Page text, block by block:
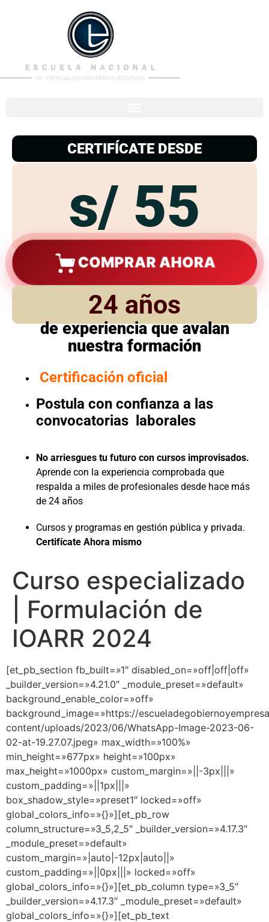
CERTIFÍCATE DESDE
s/ 55
COMPRAR AHORA
24 años
de experiencia que avalan
nuestra formación
Certificación oficial
Postula con confianza a las
convocatorias laborales
No arriesgues tu futuro con cursos improvisados.
Aprende con la experiencia comprobada que
respalda a miles de profesionales desde hace más
de 24 años
Cursos y programas en gestión pública y privada.
Certifícate Ahora mismo
Curso especializado
| Formulación de
IOARR 2024
[et_pb_section fb_built=»1″ disabled_on=»off|off|off»
_builder_version=»4.21.0″ _module_preset=»default»
background_enable_color=»off»
background_image=»https://
content/uploads/2023/06/WhatsApp-Image-2023-06-
02-at-19.27.07.jpeg» max_width=»100%»
min_height=»677px» height=»100px»
max_height=»1000px» custom_margin=»||-3px|||»
custom_padding=»||1px|||»
box_shadow_style=»preset1″ locked=»off»
global_colors_info=»{}»][et_pb_row
column_structure=»3_5,2_5″ _builder_version=»4.17.3″
_module_preset=»default»
custom_margin=»|auto|-12px|auto||»
custom_padding=»||0px|||» locked=»off»
global_colors_info=»{}»][et_pb_column type=»3_5″
_builder_version=»4.17.3″ _module_preset=»default»
global_colors_info=»{}»][et_pb_text